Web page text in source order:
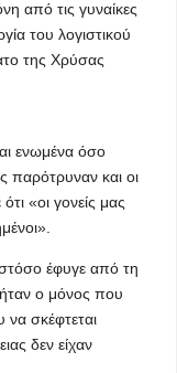
από τις γυναίκες
του λογιστικού
της Χρύσας
ενωμένα όσο
παρότρυναν και οι
«οι γονείς μας
έφυγε από τη
ο μόνος που
να σκέφτεται
δεν είχαν